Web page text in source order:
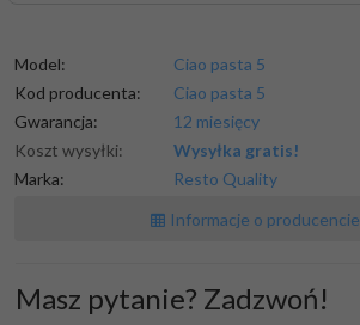
Model:
Ciao pasta 5
Kod producenta:
Ciao pasta 5
Gwarancja:
12 miesięcy
Koszt wysyłki:
Wysyłka gratis!
Marka:
Resto Quality
Informacje o producencie
Masz pytanie? Zadzwoń!